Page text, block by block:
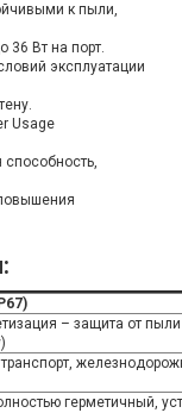
к пыли,
36 Вт на порт.
эксплуатации
Usage
способность,
– защита от
герметичный,